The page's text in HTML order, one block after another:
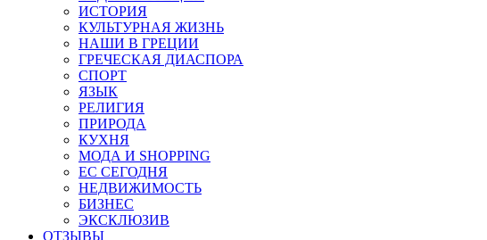
ИСТОРИЯ
КУЛЬТУРНАЯ ЖИЗНЬ
НАШИ В ГРЕЦИИ
ГРЕЧЕСКАЯ ДИАСПОРА
СПОРТ
ЯЗЫК
РЕЛИГИЯ
ПРИРОДА
КУХНЯ
МОДА И SHOPPING
ЕС СЕГОДНЯ
НЕДВИЖИМОСТЬ
БИЗНЕС
ЭКСКЛЮЗИВ
ОТЗЫВЫ